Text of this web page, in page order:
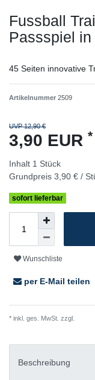
Fussball
Passspiel
45 Seiten innovative
Artikelnummer 2509
UVP 12,90 €
3,90 EUR *
Inhalt 1 Stück
Grundpreis 3,90 € /
sofort lieferbar
Wunschliste
per E-Mail teilen
* inkl. ges. MwSt. zzgl.
Beschreibung